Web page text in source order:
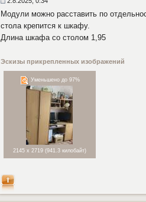
Модули можно расставить по
стола крепится к шкафу.
Длина шкафа со столом 1,95
Эскизы прикрепленных изображений
Уменьшено до 97%
2145 x 2719 (941.3 килобайт)